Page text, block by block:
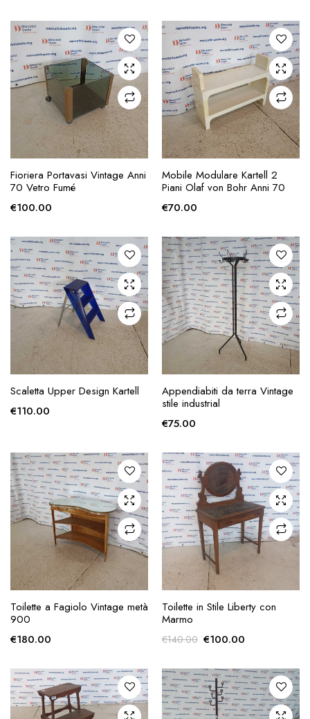
RICHIESTA
Fioriera Portavasi Vintage Anni
70 Vetro Fumé
€100.00
RICHIESTA
Mobile Modulare Kartell 2
Piani Olaf von Bohr Anni 70
€70.00
RICHIESTA
Scaletta Upper Design Kartell
€110.00
RICHIESTA
Appendiabiti da terra Vintage
stile industrial
€75.00
RICHIESTA
Toilette a Fagiolo Vintage metà
900
€180.00
RICHIESTA
Toilette in Stile Liberty con
Marmo
€140.00 Il
originale
era:
€140.00.
€100.00Il
attuale
è:
€100.00.